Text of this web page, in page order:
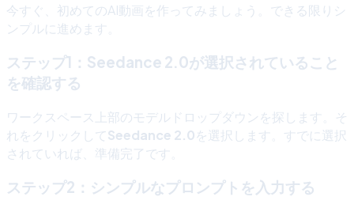
今すぐ、初めてのAI動画を作ってみましょう。できる限りシ
ンプルに進めます。
ステップ1：Seedance 2.0が選択されていること
を確認する
ワークスペース上部のモデルドロップダウンを探します。そ
れをクリックしてSeedance 2.0を選択します。すでに選択
されていれば、準備完了です。
ステップ2：シンプルなプロンプトを入力する